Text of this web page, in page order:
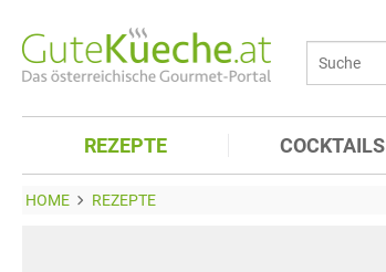
REZEPTE COCKTAILS
HOME REZEPTE